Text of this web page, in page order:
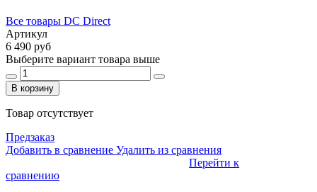
Все товары DC Direct
Артикул
6 490 руб
Выберите вариант товара выше
В корзину
Товар отсутствует
Предзаказ
Добавить в сравнение Удалить из сравнения
Перейти к
сравнению